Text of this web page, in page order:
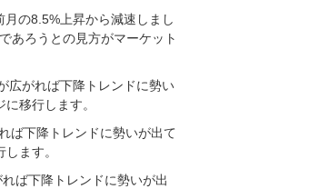
の8.5%上昇から減速しまし
あろうとの見方がマーケット
広がれば下降トレンドに勢い
移行します。
ば下降トレンドに勢いが出て
ます。
ば下降トレンドに勢いが出